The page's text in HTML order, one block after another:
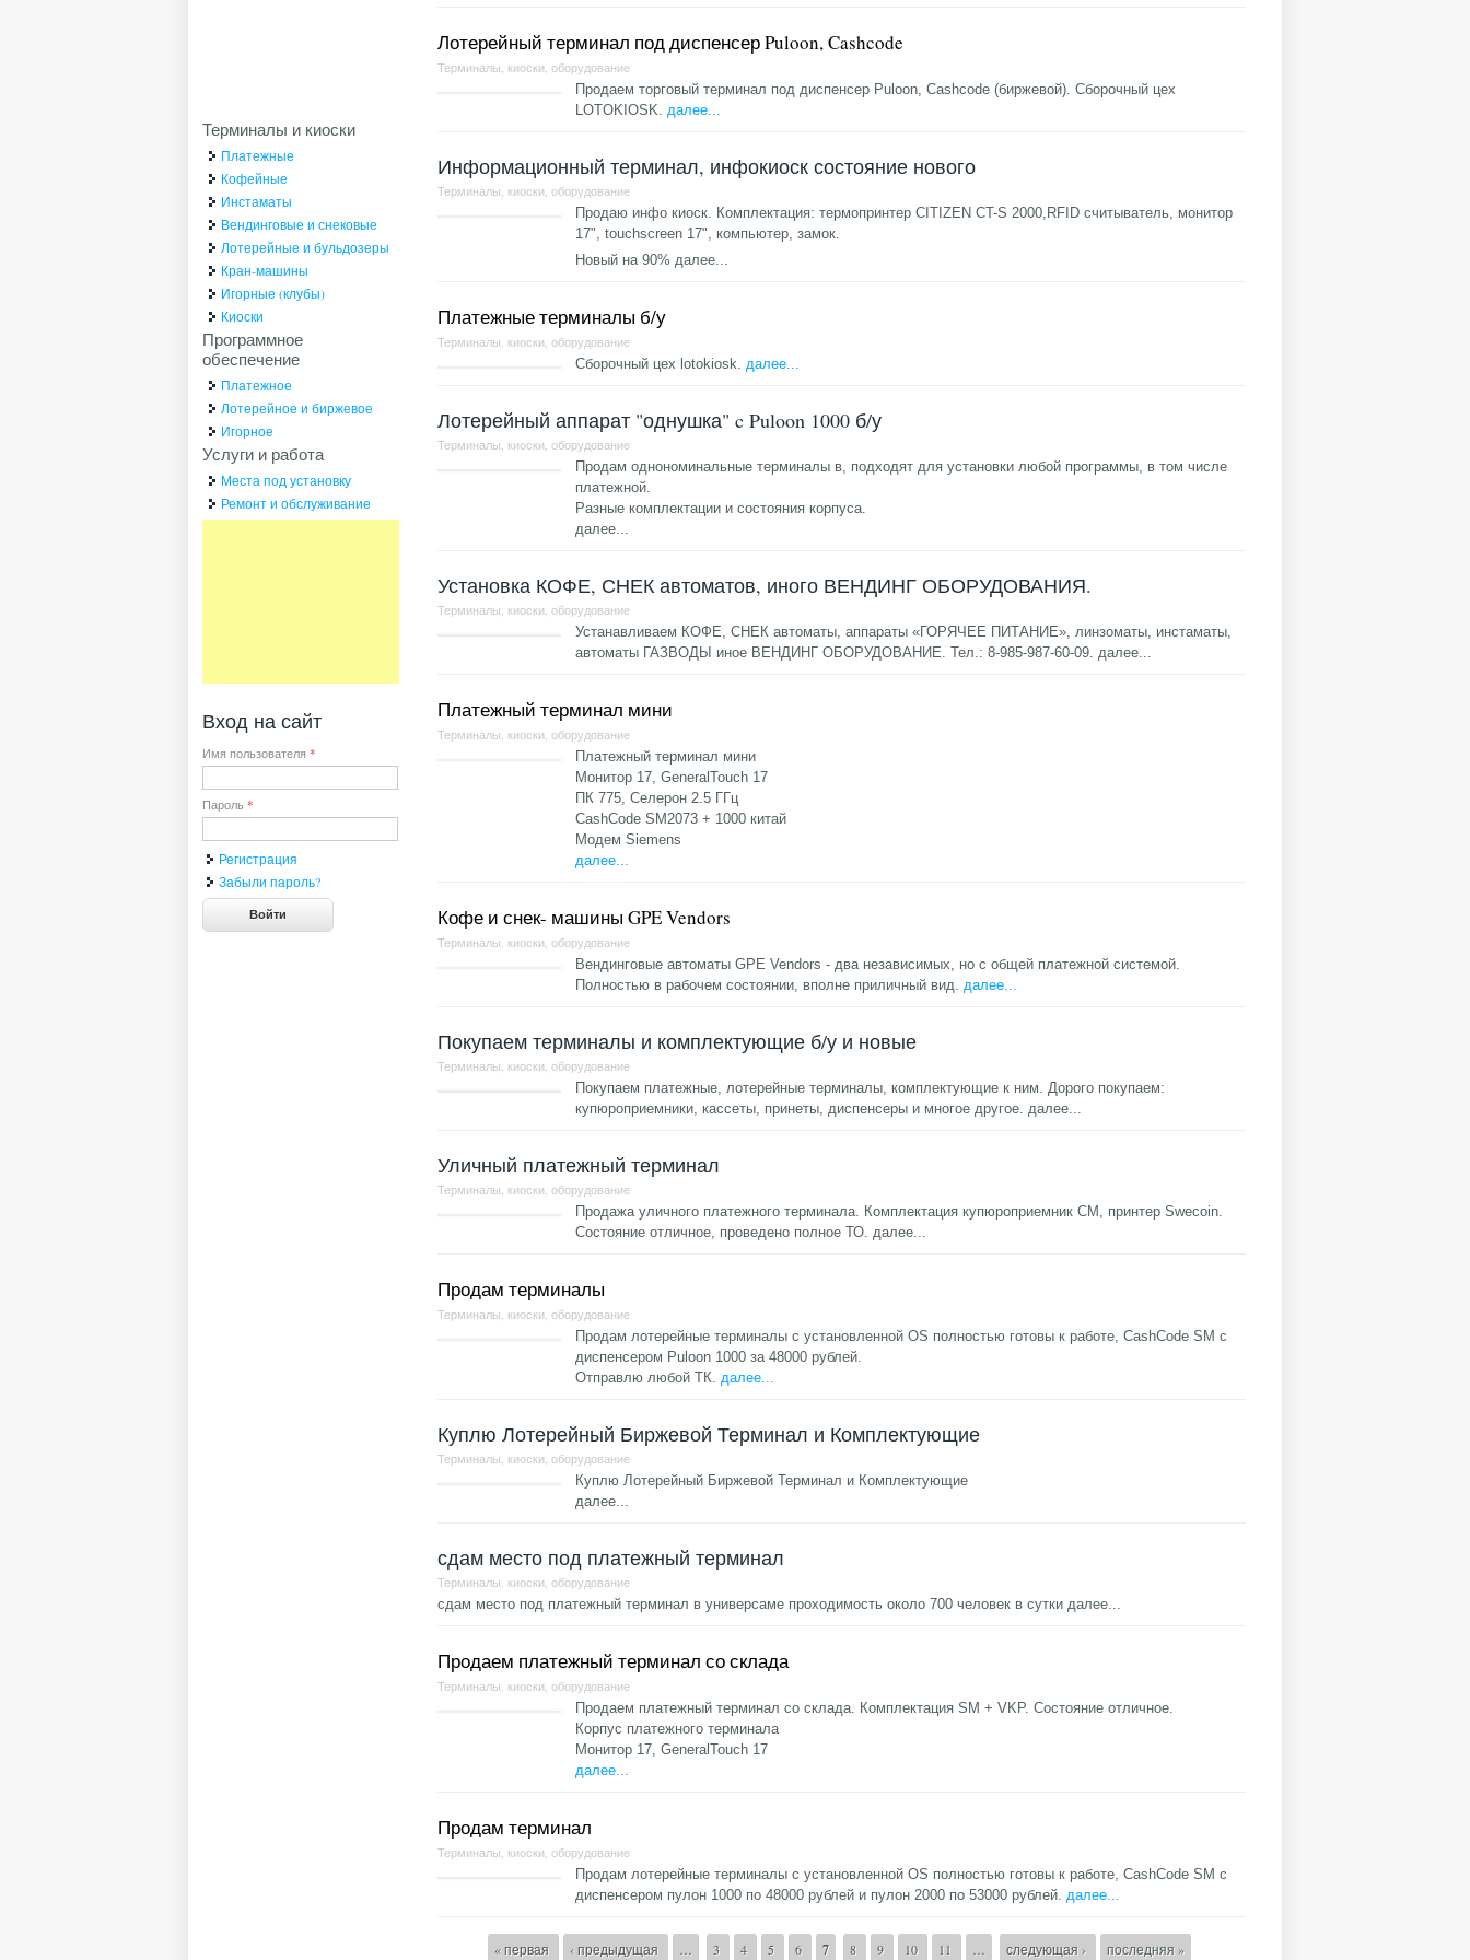
Лотерейный терминал под диспенсер Puloon, Cashcode
Терминалы, киоски, оборудование
Продаем торговый терминал под диспенсер Puloon, Cashcode (биржевой). Сборочный цех
LOTOKIOSK.далее...
Информационный терминал, инфокиоск состояние нового
Терминалы, киоски, оборудование
Продаю инфо киоск. Комплектация: термопринтер CITIZEN CT-S 2000,RFID считыватель, монитор
17", touchscreen 17", компьютер, замок.
Новый на 90%далее...
Платежные терминалы б/у
Терминалы, киоски, оборудование
Сборочный цех lotokiosk.далее...
Лотерейный аппарат "однушка" c Puloon 1000 б/у
Терминалы, киоски, оборудование
Продам однономинальные терминалы в, подходят для установки любой программы, в том числе
платежной.
Разные комплектации и состояния корпуса.
далее...
Установка КОФЕ, СНЕК автоматов, иного ВЕНДИНГ ОБОРУДОВАНИЯ.
Терминалы, киоски, оборудование
Устанавливаем КОФЕ, СНЕК автоматы, аппараты «ГОРЯЧЕЕ ПИТАНИЕ», линзоматы, инстаматы,
автоматы ГАЗВОДЫ иное ВЕНДИНГ ОБОРУДОВАНИЕ. Тел.: 8-985-987-60-09.далее...
Платежный терминал мини
Терминалы, киоски, оборудование
Платежный терминал мини
Монитор 17, GeneralTouch 17
ПК 775, Селерон 2.5 ГГц
CashCode SM2073 + 1000 китай
Модем Siemens
далее...
Кофе и снек- машины GPE Vendors
Терминалы, киоски, оборудование
Вендинговые автоматы GPE Vendors - два независимых, но с общей платежной системой.
Полностью в рабочем состоянии, вполне приличный вид.далее...
Покупаем терминалы и комплектующие б/у и новые
Терминалы, киоски, оборудование
Покупаем платежные, лотерейные терминалы, комплектующие к ним. Дорого покупаем:
купюроприемники, кассеты, принеты, диспенсеры и многое другое.далее...
Уличный платежный терминал
Терминалы, киоски, оборудование
Продажа уличного платежного терминала. Комплектация купюроприемник СМ, принтер Swecoin.
Состояние отличное, проведено полное ТО.далее...
Продам терминалы
Терминалы, киоски, оборудование
Продам лотерейные терминалы с установленной OS полностью готовы к работе, CashCode SM с
диспенсером Puloon 1000 за 48000 рублей.
Отправлю любой ТК.далее...
Куплю Лотерейный Биржевой Терминал и Комплектующие
Терминалы, киоски, оборудование
Куплю Лотерейный Биржевой Терминал и Комплектующие
далее...
сдам место под платежный терминал
Терминалы, киоски, оборудование
сдам место под платежный терминал в универсаме проходимость около 700 человек в суткидалее...
Продаем платежный терминал со склада
Терминалы, киоски, оборудование
Продаем платежный терминал со склада. Комплектация SM + VKP. Состояние отличное.
Корпус платежного терминала
Монитор 17, GeneralTouch 17
далее...
Продам терминал
Терминалы, киоски, оборудование
Продам лотерейные терминалы с установленной OS полностью готовы к работе, CashCode SM с
диспенсером пулон 1000 по 48000 рублей и пулон 2000 по 53000 рублей.далее...
« первая ‹ предыдущая … 3 4 5 6 7 8 9 10 11 … следующая › последняя »
Терминалы и киоски
Платежные
Кофейные
Инстаматы
Вендинговые и снековые
Лотерейные и бульдозеры
Кран-машины
Игорные (клубы)
Киоски
Программное
обеспечение
Платежное
Лотерейное и биржевое
Игорное
Услуги и работа
Места под установку
Ремонт и обслуживание
Вход на сайт
Имя пользователя *
Пароль *
Регистрация
Забыли пароль?